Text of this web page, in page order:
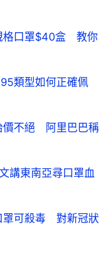
格口罩$40盒 教你
類型如何正確佩
價不絕 阿里巴巴稱
講東南亞尋口罩血
罩可殺毒 對新冠狀